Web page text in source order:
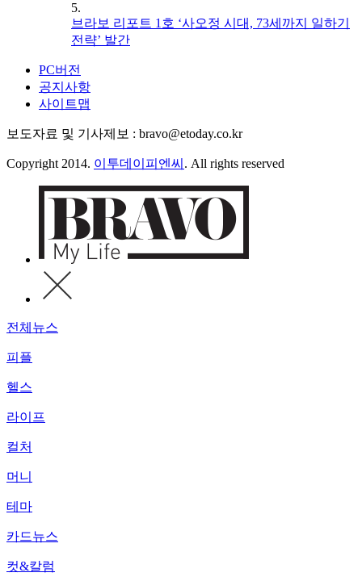
5.
브라보 리포트 1호 ‘사오정 시대, 73세까지 일하기
전략’ 발간
PC버전
공지사항
사이트맵
보도자료 및 기사제보 : bravo@etoday.co.kr
Copyright 2014. 이투데이피엔씨 . All rights reserved
전체뉴스
피플
헬스
라이프
컬처
머니
테마
카드뉴스
컷&칼럼